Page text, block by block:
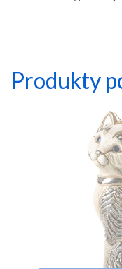
Produkty